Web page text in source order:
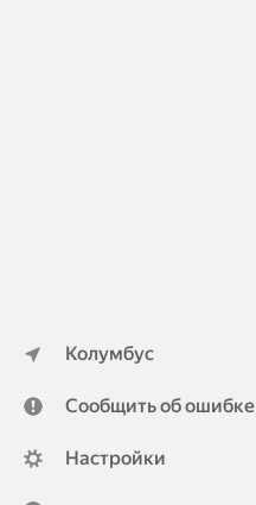
Колумбус
Сообщить об ошибке
Настройки